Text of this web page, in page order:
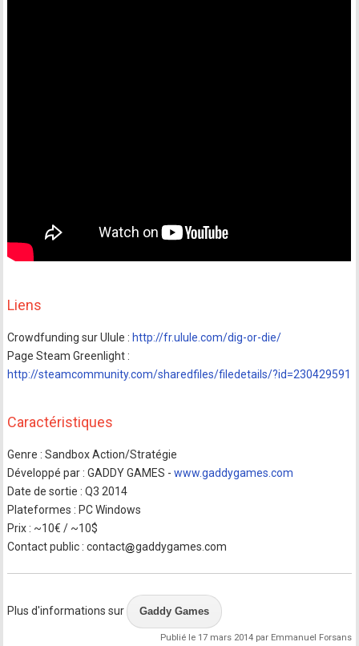
Liens
Crowdfunding sur Ulule : http://fr.ulule.com/dig-or-die/
Page Steam Greenlight :
http://steamcommunity.com/sharedfiles/filedetails/?id=230429591
Caractéristiques
Genre : Sandbox Action/Stratégie
Développé par : GADDY GAMES -www.gaddygames.com
Date de sortie : Q3 2014
Plateformes : PC Windows
Prix : ~10€ / ~10$
Contact public : contact
gaddygames.com
Plus d'informations sur Gaddy Games
Publié le 17 mars 2014 par Emmanuel Forsans